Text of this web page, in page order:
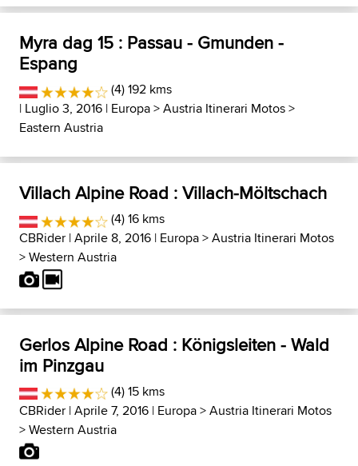
Myra dag 15 : Passau - Gmunden -
Espang
(4) 192 kms
| Luglio 3, 2016 | Europa>Austria Itinerari Motos>
Eastern Austria
Villach Alpine Road : Villach-Möltschach
(4) 16 kms
CBRider | Aprile 8, 2016 | Europa>Austria Itinerari Motos
>Western Austria
Gerlos Alpine Road : Königsleiten - Wald
im Pinzgau
(4) 15 kms
CBRider | Aprile 7, 2016 | Europa>Austria Itinerari Motos
>Western Austria